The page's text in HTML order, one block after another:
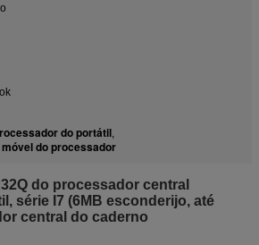
do portátil,
do processador
do processador central
série I7 (6MB esconderijo, até
central do caderno